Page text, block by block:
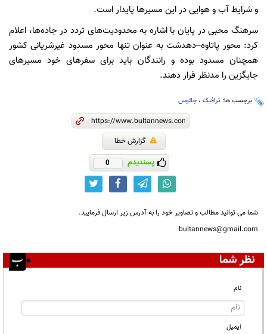
و شرایط آب و هوایی در این مسیرها پایدار است.
سرهنگ محبی در پایان با اشاره به محدودیت‌های تردد در جاده‌ها، اعلام
کرد: محور پاتاوه–دهدشت به عنوان تنها محور مسدود غیرشریانی کشور
همچنان مسدود بوده و رانندگان باید برای سفرهای خود مسیرهای
جایگزین را مدنظر قرار دهند.
برچسب ها: ترافیک ، چالوس
گزارش خطا
پسندیدم 0
شما می توانید مطالب و تصاویر خود را به آدرس زیر ارسال فرمایید.
bultannews@gmail.com
نظر شما
نام
ایمیل